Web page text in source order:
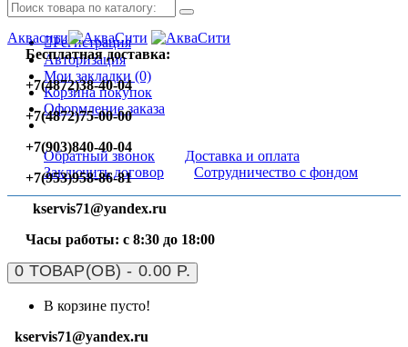
Регистрация
Авторизация
Мои закладки (0)
Корзина покупок
Оформление заказа
Обратный звонок
Доставка и оплата
Заключить договор
Сотрудничество с фондом
Аквасити
Бесплатная доставка:
+7(4872)38-40-04
+7(4872)75-00-00
+7(903)840-40-04
+7(953)958-86-81
kservis71@yandex.ru
Часы работы: с 8:30 до 18:00
0 ТОВАР(ОВ) - 0.00 Р.
В корзине пусто!
kservis71@yandex.ru